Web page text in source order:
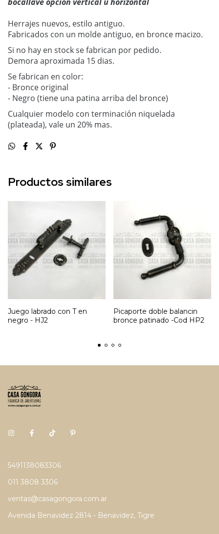
Herrajes nuevos, estilo antiguo.
Fabricados con un molde antiguo, en bronce macizo.
Si no hay en stock se fabrican por pedido.
Demora aproximada 15 dias.
Se fabrican en color:
- Bronce original
- Negro (tiene una patina arriba del bronce)
Cualquier modelo con terminación niquelada
(plateada), vale un 20% mas.
Productos similares
Juego labrado con T en
negro - HJ2
Picaporte doble balancin
bronce patinado -Cod HP2
5491138083306
011 3808 3306
ventas@casagongora.com.ar
Avenida Benavidez 2814 - Benavidez, Tigre